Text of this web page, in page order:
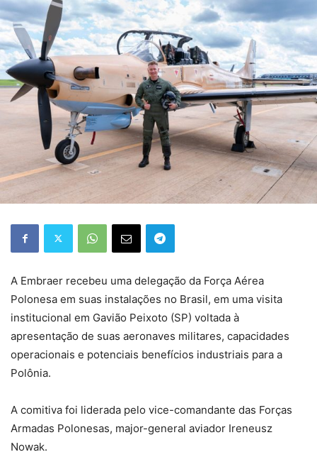
A Embraer recebeu uma delegação da Força Aérea
Polonesa em suas instalações no Brasil, em uma visita
institucional em Gavião Peixoto (SP) voltada à
apresentação de suas aeronaves militares, capacidades
operacionais e potenciais benefícios industriais para a
Polônia.
A comitiva foi liderada pelo vice-comandante das Forças
Armadas Polonesas, major-general aviador Ireneusz
Nowak.